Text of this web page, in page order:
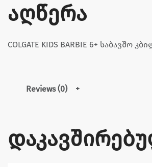
აღწერა
COLGATE KIDS BARBIE 6+ საბავშო
Reviews (0)